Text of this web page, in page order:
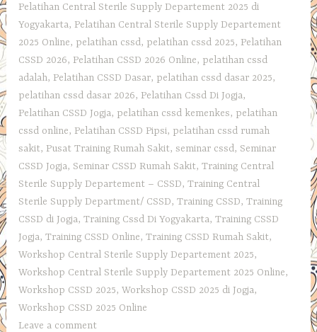
Pelatihan Central Sterile Supply Departement 2025 di
Yogyakarta, Pelatihan Central Sterile Supply Departement
2025 Online, pelatihan cssd, pelatihan cssd 2025, Pelatihan
CSSD 2026, Pelatihan CSSD 2026 Online, pelatihan cssd
adalah, Pelatihan CSSD Dasar, pelatihan cssd dasar 2025,
pelatihan cssd dasar 2026, Pelatihan Cssd Di Jogja,
Pelatihan CSSD Jogja, pelatihan cssd kemenkes, pelatihan
cssd online, Pelatihan CSSD Pipsi, pelatihan cssd rumah
sakit, Pusat Training Rumah Sakit,seminar cssd, Seminar
CSSD Jogja, Seminar CSSD Rumah Sakit,Training Central
Sterile Supply Departement – CSSD,Training Central
Sterile Supply Department/ CSSD,Training CSSD,Training
CSSD di Jogja,Training Cssd Di Yogyakarta,Training CSSD
Jogja,Training CSSD Online,Training CSSD Rumah Sakit,
Workshop Central Sterile Supply Departement 2025,
Workshop Central Sterile Supply Departement 2025 Online,
Workshop CSSD 2025,Workshop CSSD 2025 di Jogja,
Workshop CSSD 2025 Online
Leave a comment